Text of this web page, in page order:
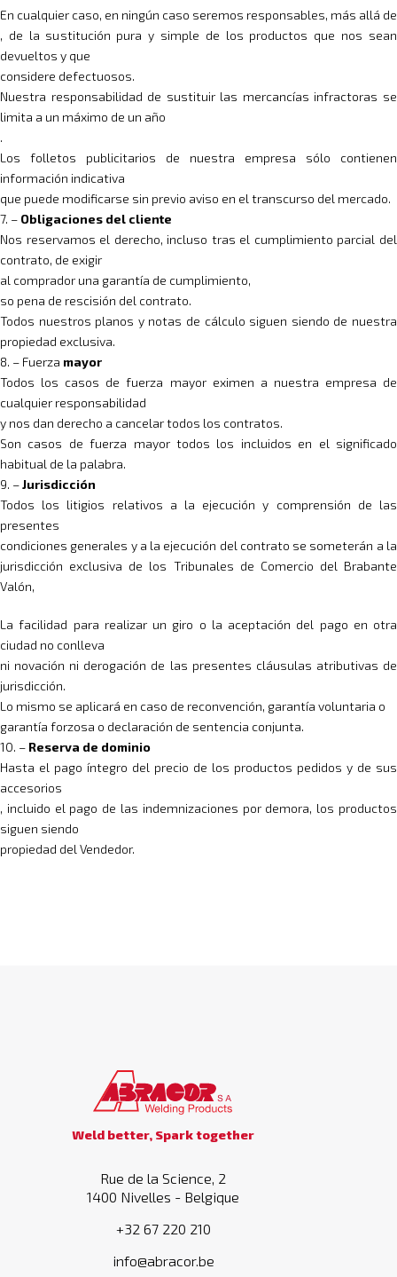
En cualquier caso, en ningún caso seremos responsables, más allá de
, de la sustitución pura y simple de los productos que nos sean
devueltos y que
considere defectuosos.
Nuestra responsabilidad de sustituir las mercancías infractoras se
limita a un máximo de un año
.
Los folletos publicitarios de nuestra empresa sólo contienen
información indicativa
que puede modificarse sin previo aviso en el transcurso del mercado.
7. – Obligaciones del cliente
Nos reservamos el derecho, incluso tras el cumplimiento parcial del
contrato, de exigir
al comprador una garantía de cumplimiento,
so pena de rescisión del contrato.
Todos nuestros planos y notas de cálculo siguen siendo de nuestra
propiedad exclusiva.
8. – Fuerza mayor
Todos los casos de fuerza mayor eximen a nuestra empresa de
cualquier responsabilidad
y nos dan derecho a cancelar todos los contratos.
Son casos de fuerza mayor todos los incluidos en el significado
habitual de la palabra.
9. –Jurisdicción
Todos los litigios relativos a la ejecución y comprensión de las
presentes
condiciones generales y a la ejecución del contrato se someterán a la
jurisdicción exclusiva de los Tribunales de Comercio del Brabante
Valón,
La facilidad para realizar un giro o la aceptación del pago en otra
ciudad no conlleva
ni novación ni derogación de las presentes cláusulas atributivas de
jurisdicción.
Lo mismo se aplicará en caso de reconvención, garantía voluntaria o
garantía forzosa o declaración de sentencia conjunta.
10. –Reserva de dominio
Hasta el pago íntegro del precio de los productos pedidos y de sus
accesorios
, incluido el pago de las indemnizaciones por demora, los productos
siguen siendo
propiedad del Vendedor.
Weld better, Spark together
Rue de la Science, 2
1400 Nivelles - Belgique
+32 67 220 210
info@abracor.be